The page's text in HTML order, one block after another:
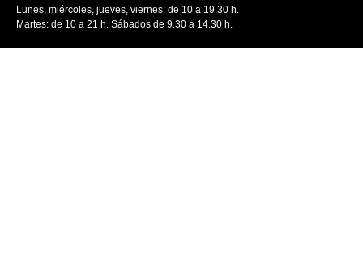
Lunes, miércoles, jueves, viernes: de 10 a 19.30 h.
Martes: de 10 a 21 h. Sábados de 9.30 a 14.30 h.